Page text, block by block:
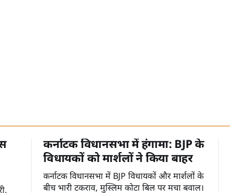
कर्नाटक विधानसभा में हंगामा: BJP के
विधायकों को मार्शलों ने किया बाहर
कर्नाटक विधानसभा में BJP विधायकों और मार्शलों के
बीच भारी टकराव, मुस्लिम कोटा बिल पर मचा बवाल।